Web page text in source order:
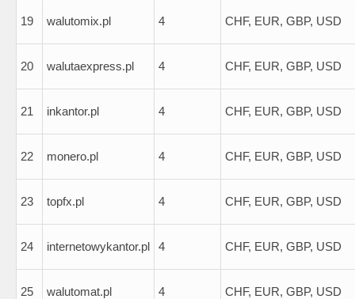
19 walutomix.pl 4 CHF, EUR, GBP, USD
20 walutaexpress.pl 4 CHF, EUR, GBP, USD
21 inkantor.pl 4 CHF, EUR, GBP, USD
22 monero.pl 4 CHF, EUR, GBP, USD
23 topfx.pl 4 CHF, EUR, GBP, USD
24 internetowykantor.pl 4 CHF, EUR, GBP, USD
25 walutomat.pl 4 CHF, EUR, GBP, USD